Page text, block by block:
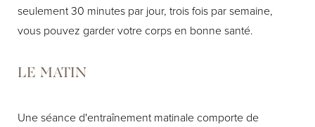
seulement 30 minutes par jour, trois fois par semaine,
vous pouvez garder votre corps en bonne santé.
LE MATIN
Une séance d'entraînement matinale comporte de